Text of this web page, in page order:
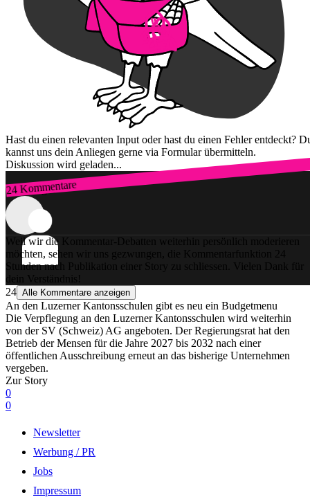
Hast du einen relevanten Input oder hast du einen Fehler entdeckt?
kannst uns dein Anliegen gerne via Formular übermitteln.
Diskussion wird geladen...
24 Kommentare
Zum Login
Weil wir die Kommentar-Debatten weiterhin persönlich moderieren
möchten, sehen wir uns gezwungen, die Kommentarfunktion 24
Stunden nach Publikation einer Story zu schliessen. Vielen Dank für
dein Verständnis!
24 Alle Kommentare anzeigen
An den Luzerner Kantonsschulen gibt es neu ein Budgetmenu
Die Verpflegung an den Luzerner Kantonsschulen wird weiterhin
von der SV (Schweiz) AG angeboten. Der Regierungsrat hat den
Betrieb der Mensen für die Jahre 2027 bis 2032 nach einer
öffentlichen Ausschreibung erneut an das bisherige Unternehmen
vergeben.
Zur Story
0
0
Newsletter
Werbung / PR
Jobs
Impressum